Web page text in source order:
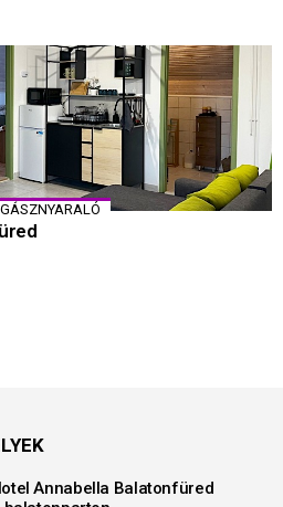
Annabella Balatonfüred